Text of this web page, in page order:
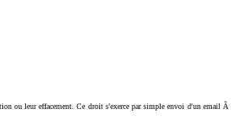
ou leur effacement. Ce droit s'exerce par simple envoi d'un email Ã